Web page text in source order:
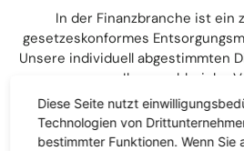
In der Finanzbranche ist ein
gesetzeskonformes
Unsere individuell abgestimmten
Ihnen zahlreiche
✅Rechtssicherheit:
Vorgaben und
Diese Seite nutzt
Technologien von
bestimmter Funktionen. Wenn Sie